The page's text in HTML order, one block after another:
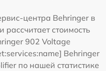
центра Behringer в
рассчитает стоимость
902 Voltage
Behringer
по нашей статистике